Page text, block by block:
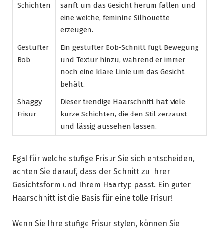
Schichten
sanft um das Gesicht herum fallen und
eine weiche, feminine Silhouette
erzeugen.
Gestufter
Bob
Ein gestufter Bob-Schnitt fügt Bewegung
und Textur hinzu, während er immer
noch eine klare Linie um das Gesicht
behält.
Shaggy
Frisur
Dieser trendige Haarschnitt hat viele
kurze Schichten, die den Stil zerzaust
und lässig aussehen lassen.
Egal für welche stufige Frisur Sie sich entscheiden,
achten Sie darauf, dass der Schnitt zu Ihrer
Gesichtsform und Ihrem Haartyp passt. Ein guter
Haarschnitt ist die Basis für eine tolle Frisur!
Wenn Sie Ihre stufige Frisur stylen, können Sie